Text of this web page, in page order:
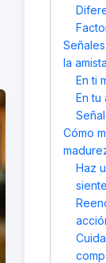
la
En ti
En tu
Cómo
Haz